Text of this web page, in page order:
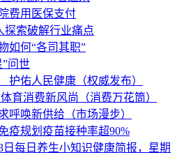
费用医保支付
探索破解行业痛点
如何“各司其职”
”问世
佑人民健康（权威发布）
育消费新风尚（消费万花筒）
呼唤新供给（市场漫步）
疫规划疫苗接种率超90%
日每日养生小知识健康简报，星期